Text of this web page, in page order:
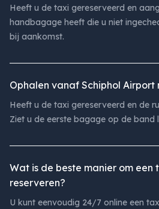
Heeft u de taxi gereserveerd en
handbagage heeft die u niet
bij aankomst.
Ophalen vanaf Schiphol
Heeft u de taxi gereserveerd en de
Ziet u de eerste bagage op de band
Wat is de beste manier om een
reserveren?
U kunt eenvoudig 24/7 online een